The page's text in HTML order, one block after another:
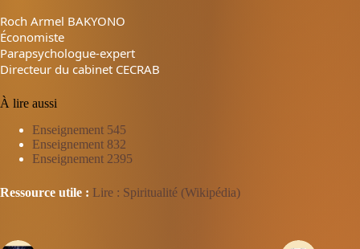
Roch Armel BAKYONO
Économiste
Parapsychologue-expert
Directeur du cabinet CECRAB
À lire aussi
Enseignement 545
Enseignement 832
Enseignement 2395
Ressource utile : Lire : Spiritualité (Wikipédia)